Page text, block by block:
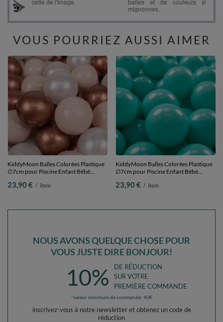
VOUS POURRIEZ AUSSI AIMER
KiddyMoon Balles Colorées Plastique
∅7cm pour Piscine Enfant Bébé
pastel/cuivre/perle, 100 Balles/7cm
23,90 € / item
KiddyMoon Balles Colorées Plastique
∅7cm pour Piscine Enfant Bébé
23,90 € / item
NOUS AVONS QUELQUE CHOSE POUR
VOUS JUSTE DIRE BONJOUR!
10%
DE RÉDUCTION
SUR VOTRE
PREMIÈRE COMMANDE
*valeur minimum de commande: 40€
inscrivez-vous à notre newsletter et obtenez un code de
réduction